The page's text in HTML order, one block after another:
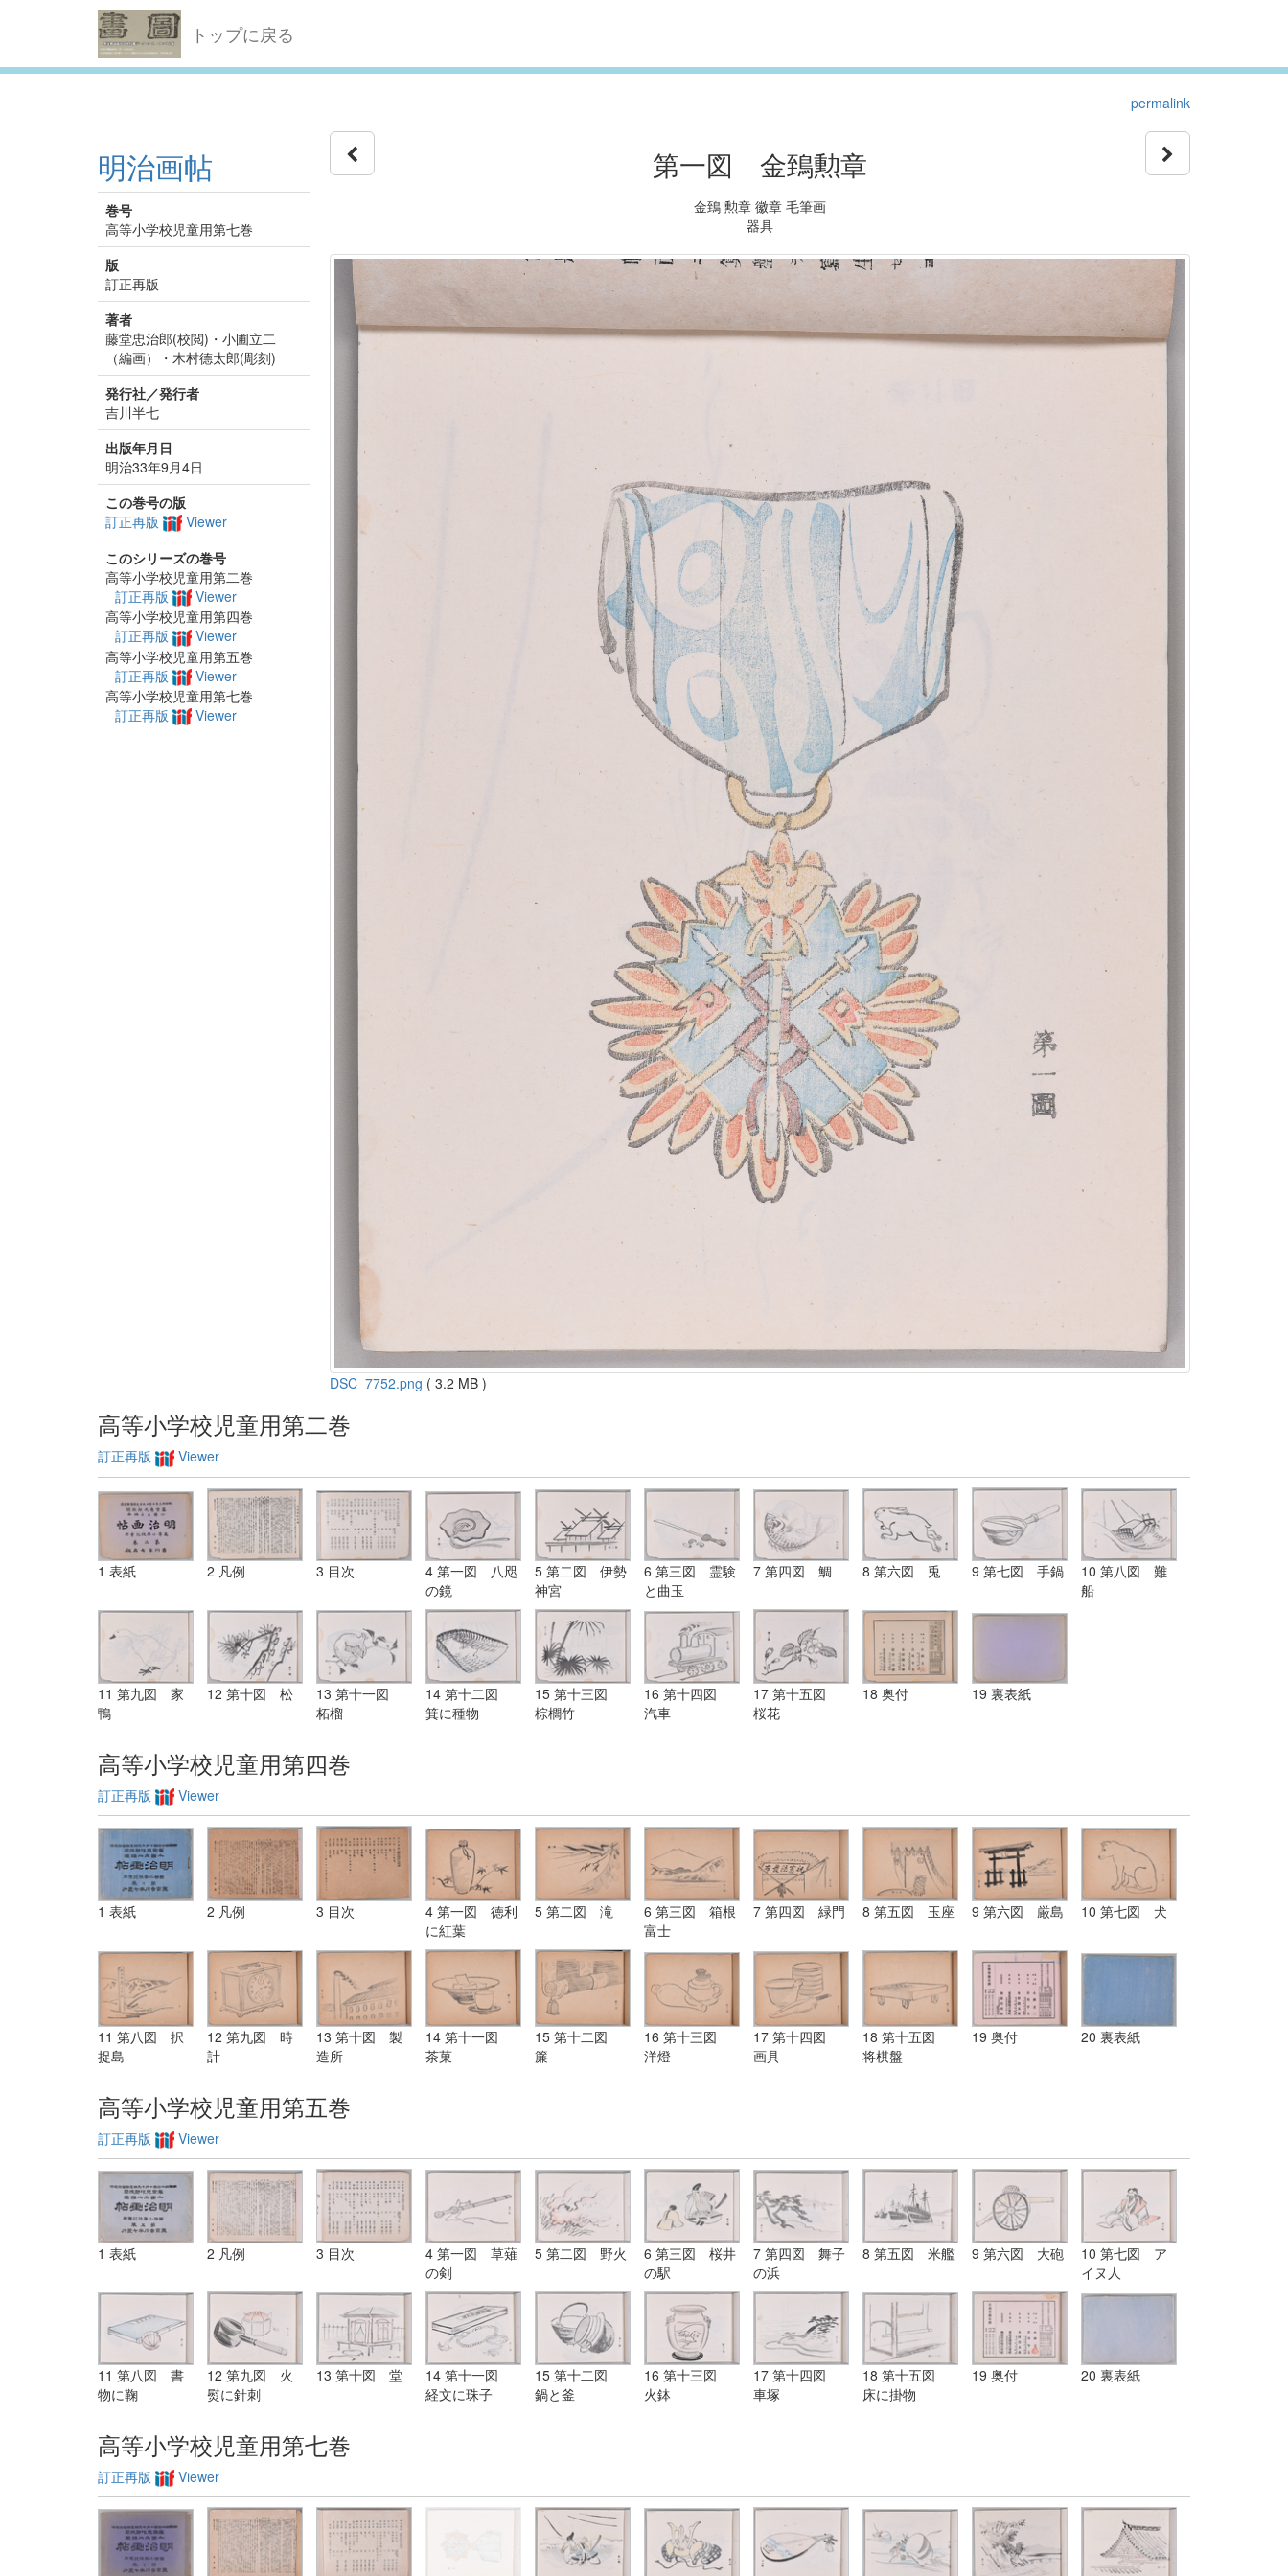
トップに戻る
permalink
明治画帖
巻号
高等小学校児童用第七巻
版
訂正再版
著者
藤堂忠治郎(校閲)・小圃立二
（編画）・木村德太郎(彫刻)
発行社／発行者
吉川半七
出版年月日
明治33年9月4日
この巻号の版
訂正再版
Viewer
このシリーズの巻号
高等小学校児童用第二巻
訂正再版
Viewer
高等小学校児童用第四巻
訂正再版
Viewer
高等小学校児童用第五巻
訂正再版
Viewer
高等小学校児童用第七巻
訂正再版
Viewer
第一図 金鵄勲章
金鵄 勲章 徽章 毛筆画
器具
DSC_7752.png ( 3.2 MB )
高等小学校児童用第二巻
訂正再版 Viewer
1 表紙 2 凡例 3 目次
4 第一図 八咫
の鏡
5 第二図 伊勢
神宮
6 第三図 霊験
と曲玉
7 第四図 鯛 8 第六図 兎 9 第七図 手鍋
10 第八図 難
船
11 第九図 家
鴨
12 第十図 松
13 第十一図
柘榴
14 第十二図
箕に種物
15 第十三図
棕櫚竹
16 第十四図
汽車
17 第十五図
桜花
18 奥付 19 裏表紙
高等小学校児童用第四巻
訂正再版 Viewer
1 表紙 2 凡例 3 目次
4 第一図 徳利
に紅葉
5 第二図 滝
6 第三図 箱根
富士
7 第四図 緑門 8 第五図 玉座 9 第六図 厳島 10 第七図 犬
11 第八図 択
捉島
12 第九図 時
計
13 第十図 製
造所
14 第十一図
茶菓
15 第十二図
簾
16 第十三図
洋燈
17 第十四図
画具
18 第十五図
将棋盤
19 奥付 20 裏表紙
高等小学校児童用第五巻
訂正再版 Viewer
1 表紙 2 凡例 3 目次
4 第一図 草薙
の剣
5 第二図 野火
6 第三図 桜井
の駅
7 第四図 舞子
の浜
8 第五図 米艦 9 第六図 大砲
10 第七図 ア
イヌ人
11 第八図 書
物に鞠
12 第九図 火
熨に針刺
13 第十図 堂
14 第十一図
経文に珠子
15 第十二図
鍋と釜
16 第十三図
火鉢
17 第十四図
車塚
18 第十五図
床に掛物
19 奥付 20 裏表紙
高等小学校児童用第七巻
訂正再版 Viewer